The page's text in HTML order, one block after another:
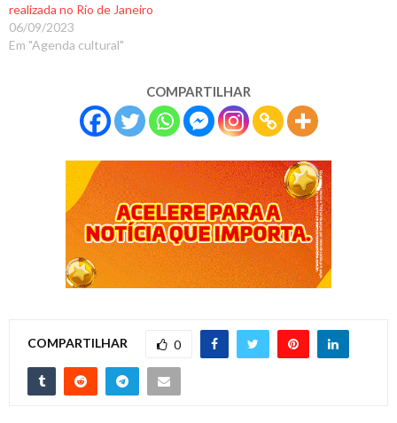
realizada no Rio de Janeiro
06/09/2023
Em "Agenda cultural"
COMPARTILHAR
COMPARTILHAR 0